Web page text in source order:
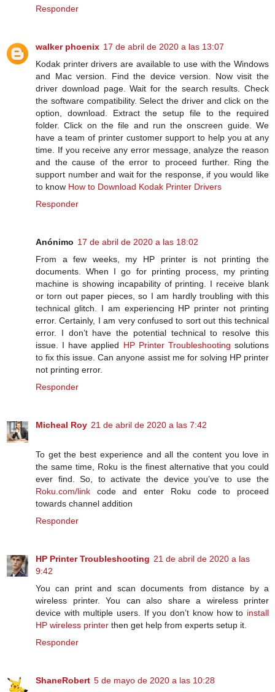
Responder
walker phoenix 17 de abril de 2020 a las 13:07
Kodak printer drivers are available to use with the Windows
and Mac version. Find the device version. Now visit the
driver download page. Wait for the search results. Check
the software compatibility. Select the driver and click on the
option, download. Extract the setup file to the required
folder. Click on the file and run the onscreen guide. We
have a team of printer customer support to help you at any
time. If you receive any error message, analyze the reason
and the cause of the error to proceed further. Ring the
support number and wait for the response, if you would like
to know How to Download Kodak Printer Drivers
Responder
Anónimo 17 de abril de 2020 a las 18:02
From a few weeks, my HP printer is not printing the
documents. When I go for printing process, my printing
machine is showing incapability of printing. I receive blank
or torn out paper pieces, so I am hardly troubling with this
technical glitch. I am experiencing HP printer not printing
error. Certainly, I am very confused to sort out this technical
error. I don’t have the potential technical to resolve this
issue. I have applied HP Printer Troubleshooting solutions
to fix this issue. Can anyone assist me for solving HP printer
not printing error.
Responder
Micheal Roy 21 de abril de 2020 a las 7:42
To get the best experience and all the content you love in
the same time, Roku is the finest alternative that you could
ever find. So, to activate the device you’ve to use the
Roku.com/link code and enter Roku code to proceed
towards channel addition
Responder
HP Printer Troubleshooting 21 de abril de 2020 a las
9:42
You can print and scan documents from distance by a
wireless printer. You can also share a wireless printer
device with multiple users. If you don’t know how to install
HP wireless printer then get help from experts setup it.
Responder
ShaneRobert 5 de mayo de 2020 a las 10:28